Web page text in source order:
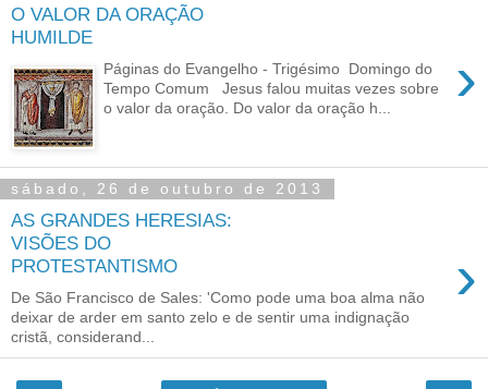
O VALOR DA ORAÇÃO
HUMILDE
›
Páginas do Evangelho - Trigésimo Domingo do
Tempo Comum Jesus falou muitas vezes sobre
o valor da oração. Do valor da oração h...
sábado, 26 de outubro de 2013
AS GRANDES HERESIAS:
VISÕES DO
PROTESTANTISMO
›
De São Francisco de Sales: 'Como pode uma boa alma não
deixar de arder em santo zelo e de sentir uma indignação
cristã, considerand...